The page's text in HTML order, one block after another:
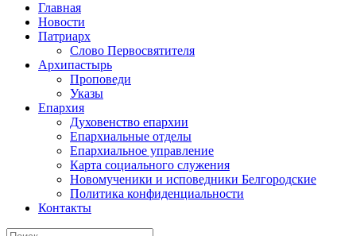
Главная
Новости
Патриарх
Слово Первосвятителя
Архипастырь
Проповеди
Указы
Епархия
Духовенство епархии
Епархиальные отделы
Епархиальное управление
Карта социального служения
Новомученики и исповедники Белгородские
Политика конфиденциальности
Контакты